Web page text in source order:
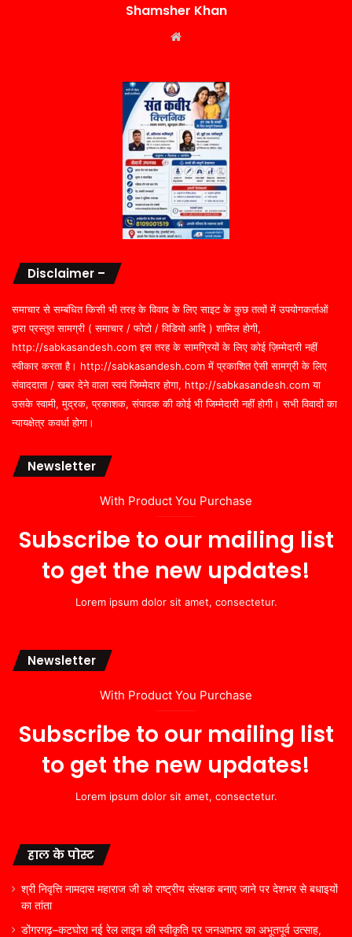
Shamsher Khan
Disclaimer –
समाचार से सम्बंधित किसी भी तरह के विवाद के लिए साइट के कुछ तत्वों में उपयोगकर्ताओं
द्वारा प्रस्तुत सामग्री ( समाचार / फोटो / विडियो आदि ) शामिल होगी,
http://sabkasandesh.com इस तरह के सामग्रियों के लिए कोई ज़िम्मेदारी नहीं
स्वीकार करता है। http://sabkasandesh.com में प्रकाशित ऐसी सामग्री के लिए
संवाददाता / खबर देने वाला स्वयं जिम्मेदार होगा, http://sabkasandesh.com या
उसके स्वामी, मुद्रक, प्रकाशक, संपादक की कोई भी जिम्मेदारी नहीं होगी। सभी विवादों का
न्यायक्षेत्र कवर्धा होगा।
Newsletter
With Product You Purchase
Subscribe to our mailing list
to get the new updates!
Lorem ipsum dolor sit amet, consectetur.
Newsletter
With Product You Purchase
Subscribe to our mailing list
to get the new updates!
Lorem ipsum dolor sit amet, consectetur.
हाल के पोस्ट
श्री निवृत्ति नामदास महाराज जी को राष्ट्रीय संरक्षक बनाए जाने पर देशभर से बधाइयों
का तांता
डोंगरगढ़–कटघोरा नई रेल लाइन की स्वीकृति पर जनआभार का अभूतपूर्व उत्साह,